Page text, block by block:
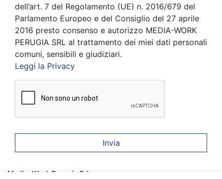
dell’art. 7 del Regolamento (UE) n. 2016/679 del
Parlamento Europeo e del Consiglio del 27 aprile
2016 presto consenso e autorizzo MEDIA-WORK
PERUGIA SRL al trattamento dei miei dati personali
comuni, sensibili e giudiziari.
Leggi la Privacy
Media-Work Perugia Srl